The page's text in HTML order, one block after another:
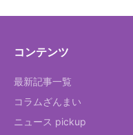
コンテンツ
最新記事一覧
コラムざんまい
ニュース pickup